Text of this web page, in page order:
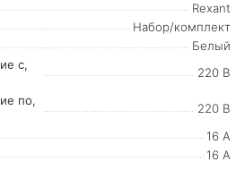
Rexant
Набор/комплект
Белый
с,
220 В
по,
220 В
16 А
16 А